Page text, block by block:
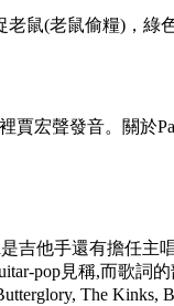
鼠(老鼠偷糧)，綠
賈宏聲發音。關於
吉他手還有擔任主
pop見稱,而歌詞
The Kinks,